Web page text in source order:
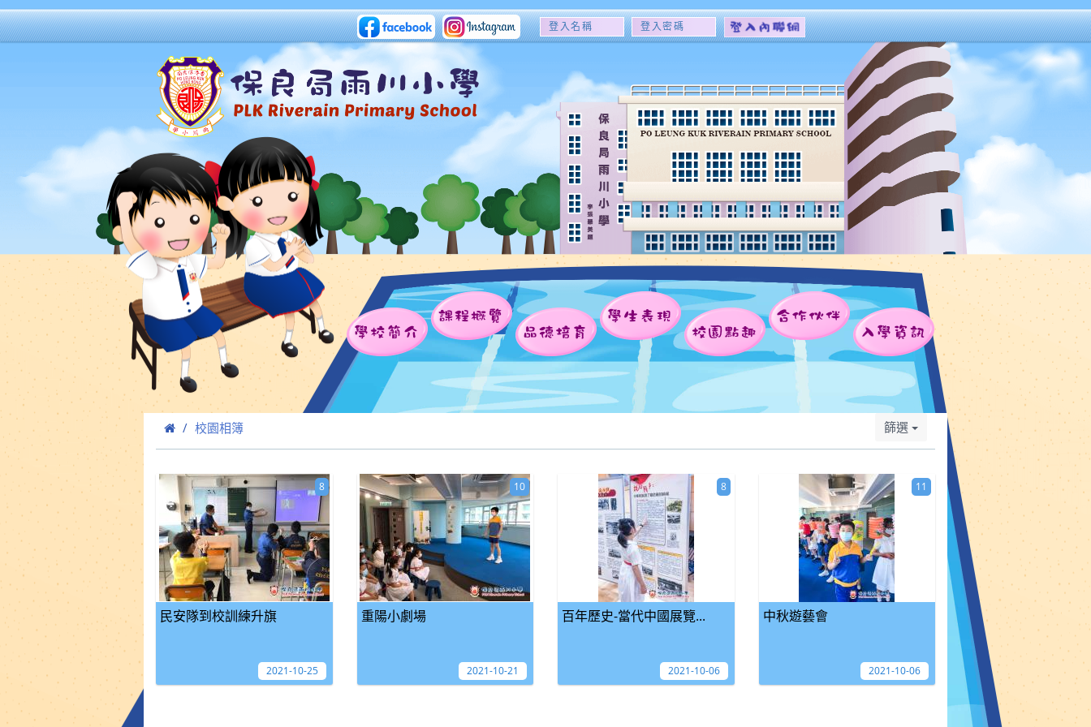
登
名
稱
登
密
碼
學校簡介
課程概覽
品德培育
學生表現
校園點趣
合作伙伴
入學資訊
校園相簿 篩選
民安隊到校訓練升旗
8
2021-10-25
重陽小劇場
10
2021-10-21
百年歷史-當代中國展覽...
8
2021-10-06
中秋遊藝會
11
2021-10-06